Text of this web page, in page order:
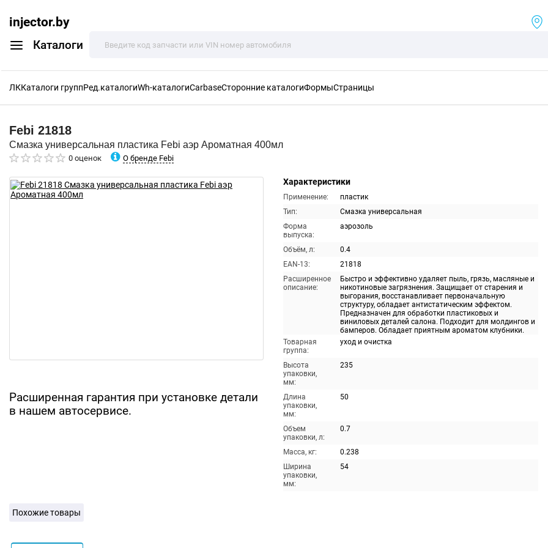
injector.by
Каталоги
ЛККаталоги группРед.каталогиWh-каталогиCarbaseСторонние каталогиФормыСтраницы
Febi 21818
Смазка универсальная пластика Febi аэр Ароматная 400мл
0 оценок О бренде Febi
Расширенная гарантия при установке детали
в нашем автосервисе.
Характеристики
Применение:
пластик
Тип:
Смазка универсальная
Форма
выпуска:
аэрозоль
Объём, л:
0.4
EAN-13:
21818
Расширенное
описание:
Быстро и эффективно удаляет пыль, грязь, масляные и
никотиновые загрязнения. Защищает от старения и
выгорания, восстанавливает первоначальную
структуру, обладает антистатическим эффектом.
Предназначен для обработки пластиковых и
виниловых деталей салона. Подходит для молдингов и
бамперов. Обладает приятным ароматом клубники.
Товарная
группа:
уход и очистка
Высота
упаковки,
мм:
235
Длина
упаковки,
мм:
50
Объем
упаковки, л:
0.7
Масса, кг:
0.238
Ширина
упаковки,
мм:
54
Похожие товары